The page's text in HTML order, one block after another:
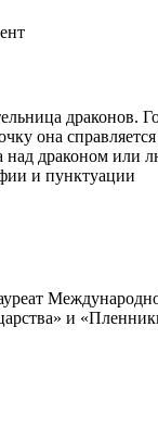
драконов.
она
над драконом или
и пунктуации
и